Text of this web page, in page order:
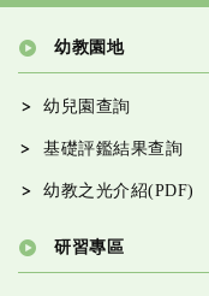
幼教園地
幼兒園查詢
基礎評鑑結果查詢
幼教之光介紹(PDF)
研習專區